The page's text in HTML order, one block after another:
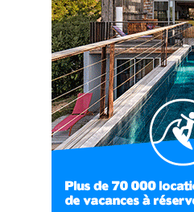
#Ep9 VLOG : UN
SPORTIHOME !
07:21
#Ep10 VLOG : UN
PARIS !
07:37
#Ep11 VLOG :
ET AU LAC
05:55
#Ep12 VLOG :
06:26